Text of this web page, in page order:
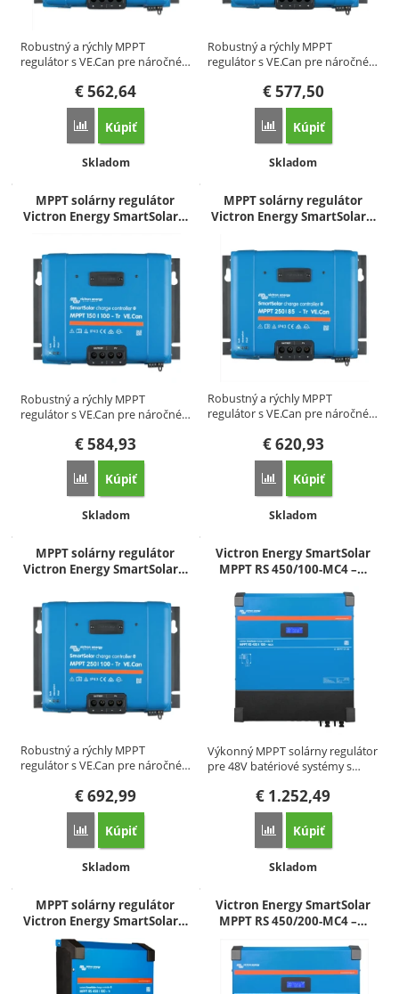
Robustný a rýchly MPPT
regulátor s VE.Can pre náročné…
€562,64
Porovnať
Kúpiť
Dostupnosť:
Skladom
Robustný a rýchly MPPT
regulátor s VE.Can pre náročné…
€577,50
Porovnať
Kúpiť
Dostupnosť:
Skladom
MPPT solárny regulátor
Victron Energy SmartSolar…
Robustný a rýchly MPPT
regulátor s VE.Can pre náročné…
€584,93
Porovnať
Kúpiť
Dostupnosť:
Skladom
MPPT solárny regulátor
Victron Energy SmartSolar…
Robustný a rýchly MPPT
regulátor s VE.Can pre náročné…
€620,93
Porovnať
Kúpiť
Dostupnosť:
Skladom
MPPT solárny regulátor
Victron Energy SmartSolar…
Robustný a rýchly MPPT
regulátor s VE.Can pre náročné…
€692,99
Porovnať
Kúpiť
Dostupnosť:
Skladom
Victron Energy SmartSolar
MPPT RS 450/100-MC4 –…
Výkonný MPPT solárny regulátor
pre 48V batériové systémy s…
€ 1.252,49
Porovnať
Kúpiť
Dostupnosť:
Skladom
MPPT solárny regulátor
Victron Energy SmartSolar…
Victron Energy SmartSolar
MPPT RS 450/200-MC4 –…